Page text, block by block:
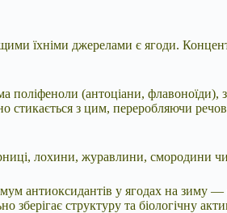
їхніми джерелами є ягоди.
(антоціани,
стикається з цим, переробляючи
лохини, журавлини, смородини чи
антиоксидантів у ягодах на зиму
структуру та біологічну